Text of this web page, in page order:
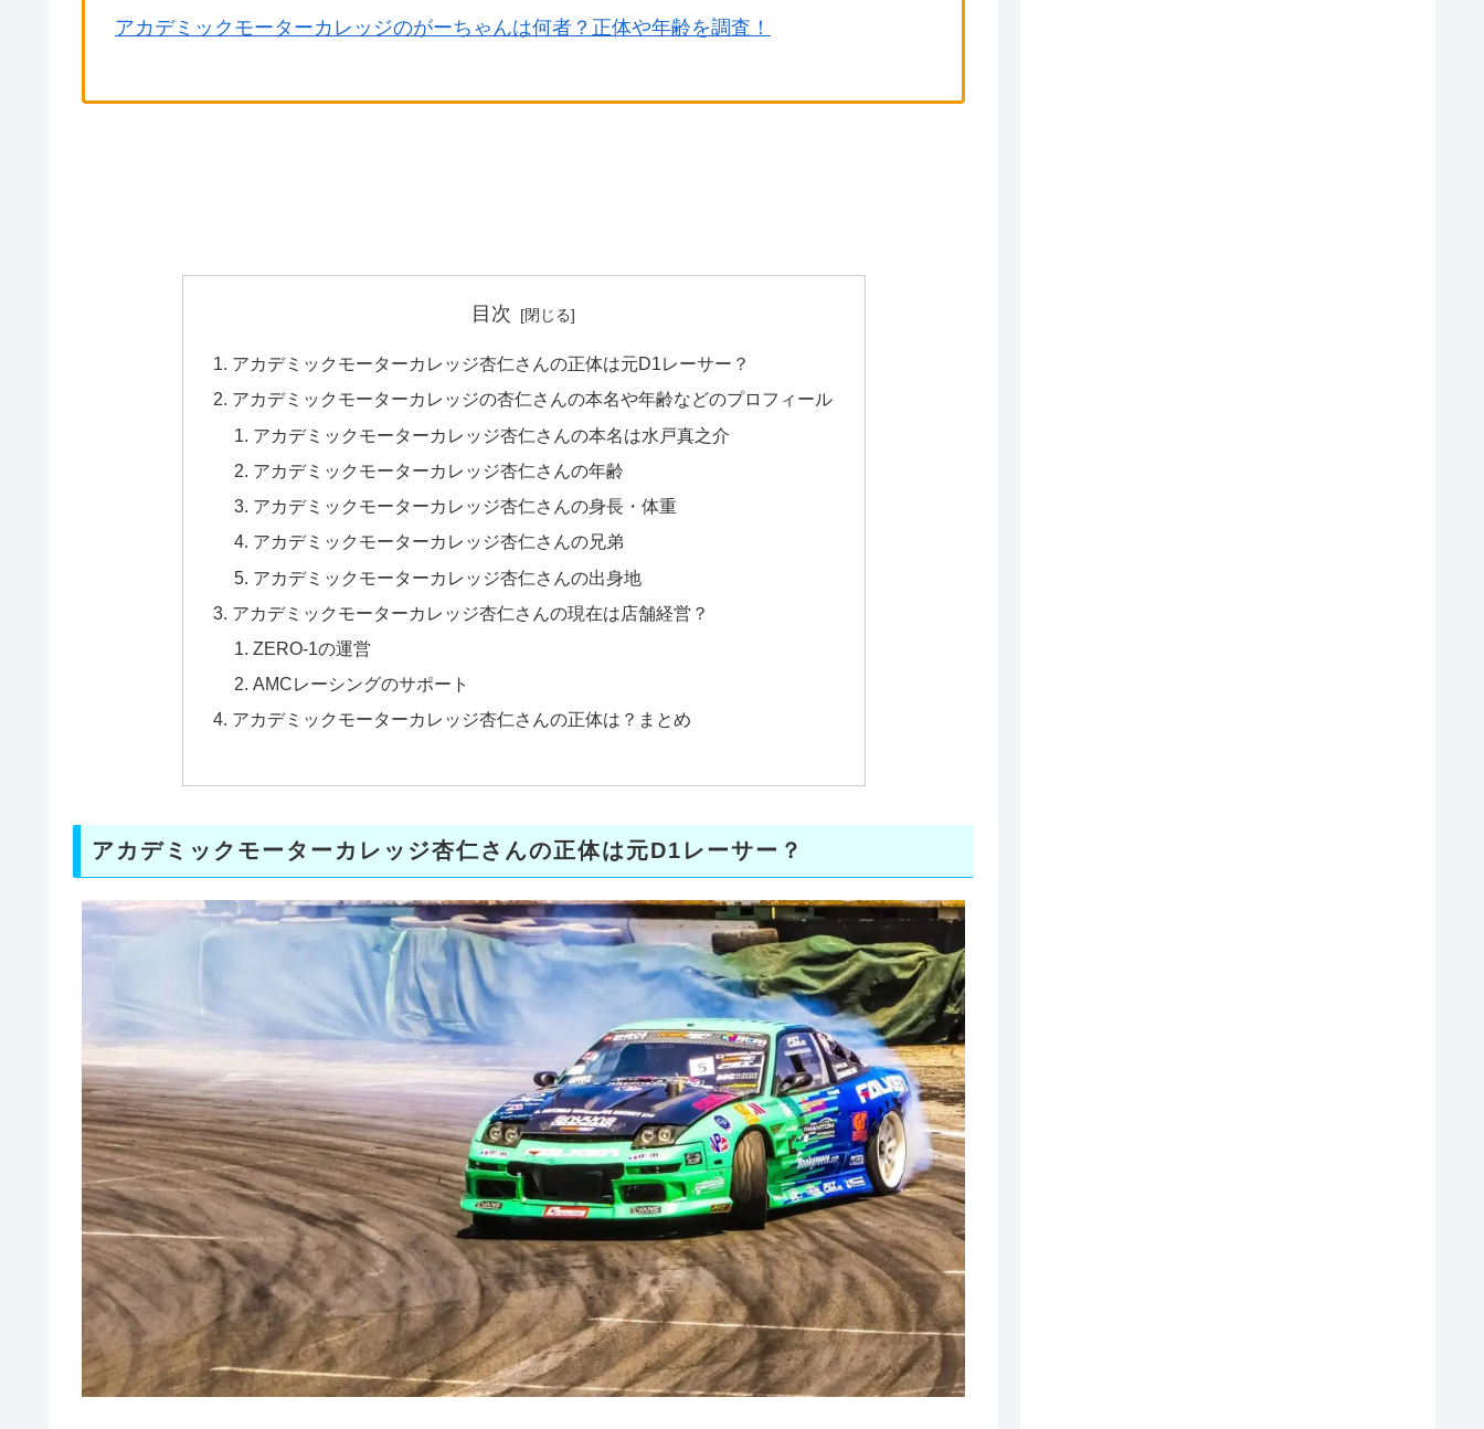
アカデミックモーターカレッジのがーちゃんは何者？正体や年齢を調査！
目次
アカデミックモーターカレッジ杏仁さんの正体は元D1レーサー？
アカデミックモーターカレッジの杏仁さんの本名や年齢などのプロフィール
アカデミックモーターカレッジ杏仁さんの本名は水戸真之介
アカデミックモーターカレッジ杏仁さんの年齢
アカデミックモーターカレッジ杏仁さんの身長・体重
アカデミックモーターカレッジ杏仁さんの兄弟
アカデミックモーターカレッジ杏仁さんの出身地
アカデミックモーターカレッジ杏仁さんの現在は店舗経営？
ZERO-1の運営
AMCレーシングのサポート
アカデミックモーターカレッジ杏仁さんの正体は？まとめ
アカデミックモーターカレッジ杏仁さんの正体は元D1レーサー？